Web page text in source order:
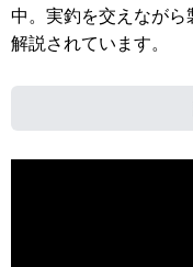
中。実釣を交えながら
解説されています。